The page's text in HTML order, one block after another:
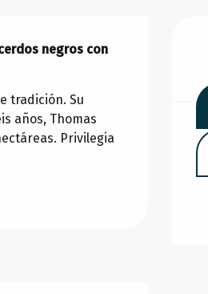
negros con
tradición. Su
años, Thomas
Privilegia